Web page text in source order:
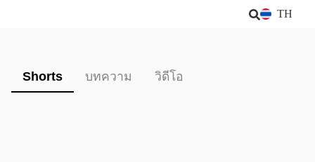
TH
Shorts บทความ วิดีโอ